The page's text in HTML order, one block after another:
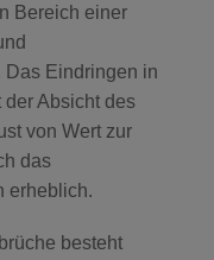
Bereich einer
Das Eindringen in
Absicht des
von Wert zur
das
erheblich.
besteht